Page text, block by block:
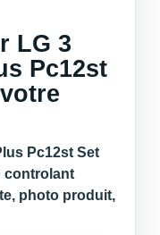
LG 3
Pc12st
Pc12st Set
controlant
photo produit,